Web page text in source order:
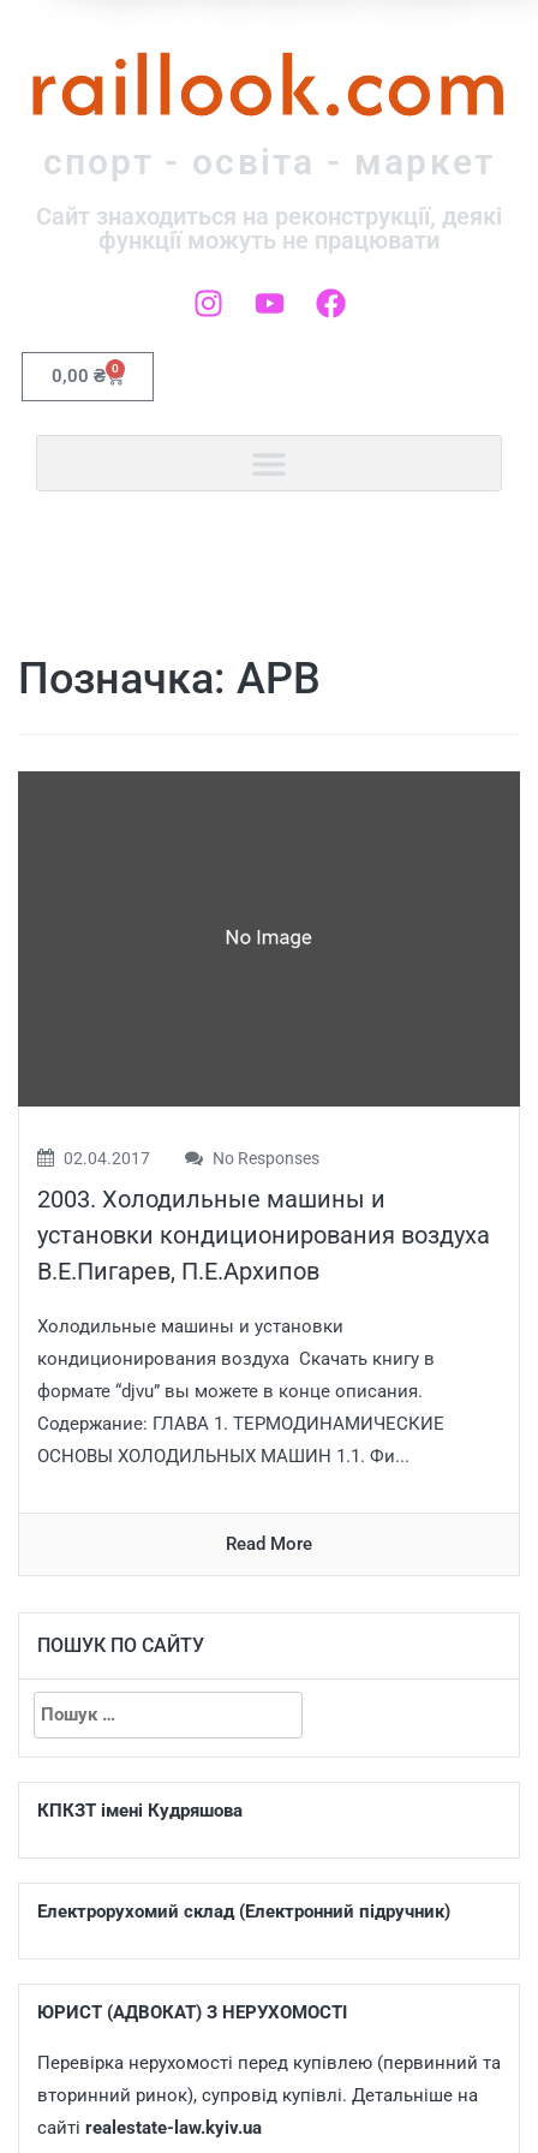
raillook.com
спорт - освіта - маркет
Сайт знаходиться на реконструкції, деякі
функції можуть не працювати
0,00 ₴ 0
Позначка: АРВ
02.04.2017 No Responses
2003. Холодильные машины и
установки кондиционирования воздуха
В.Е.Пигарев, П.Е.Архипов
Холодильные машины и установки
кондиционирования воздуха Скачать книгу в
формате “djvu” вы можете в конце описания.
Содержание: ГЛАВА 1. ТЕРМОДИНАМИЧЕСКИЕ
ОСНОВЫ ХОЛОДИЛЬНЫХ МАШИН 1.1. Фи...
Read More
ПОШУК ПО САЙТУ
КПКЗТ імені Кудряшова
Електрорухомий склад (Електронний підручник)
ЮРИСТ (АДВОКАТ) З НЕРУХОМОСТІ
Перевірка нерухомості перед купівлею (первинний та
вторинний ринок), супровід купівлі. Детальніше на
сайті realestate-law.kyiv.ua